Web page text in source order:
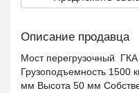
Описание продавца
Мост перегрузочный
Грузоподъемность 1500
мм Высота 50 мм